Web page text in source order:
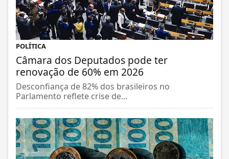
POLÍTICA
Câmara dos Deputados pode ter
renovação de 60% em 2026
Desconfiança de 82% dos brasileiros no
Parlamento reflete crise de...